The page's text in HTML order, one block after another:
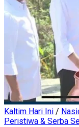
Kaltim Hari Ini /
Peristiwa & Serba